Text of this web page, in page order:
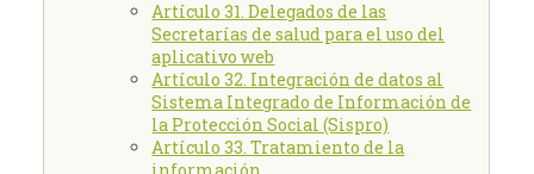
Artículo 31. Delegados de las
Secretarías de salud para el uso del
aplicativo web
Artículo 32. Integración de datos al
Sistema Integrado de Información de
la Protección Social (Sispro)
Artículo 33. Tratamiento de la
información